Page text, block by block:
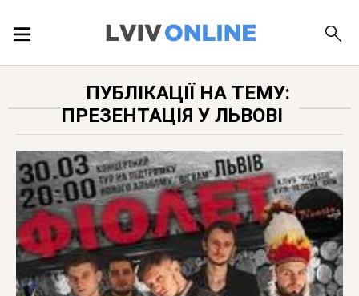
ЛОКАЦІЇ
ПУБЛІКАЦІЇ
ДОВІДКА
ПУБЛІКАЦІЇ НА ТЕМУ:
ПРЕЗЕНТАЦІЯ У ЛЬВОВІ